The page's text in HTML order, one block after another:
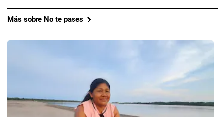
Más sobre No te pases